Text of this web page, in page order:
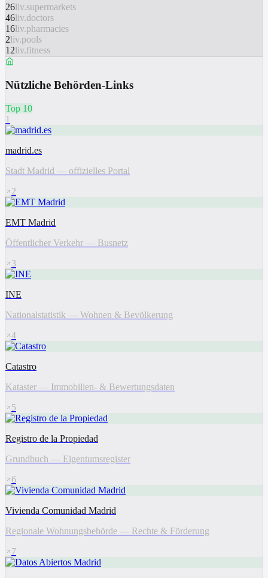
26liv.supermarkets
46liv.doctors
16liv.pharmacies
2liv.pools
12liv.fitness
Nützliche Behörden-Links
Top 10
1
madrid.es
Stadt Madrid — offizielles Portal
2
EMT Madrid
Öffentlicher Verkehr — Busnetz
3
INE
Nationalstatistik — Wohnen & Bevölkerung
4
Catastro
Kataster — Immobilien- & Bewertungsdaten
5
Registro de la Propiedad
Grundbuch — Eigentumsregister
6
Vivienda Comunidad Madrid
Regionale Wohnungsbehörde — Rechte & Förderung
7